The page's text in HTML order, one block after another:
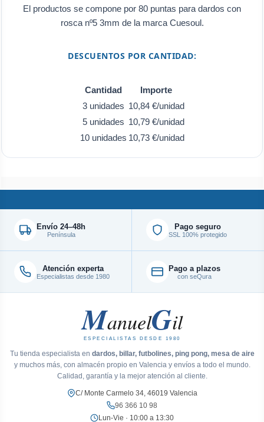
El productos se compone por 80 puntas para dardos con
rosca nº5 3mm de la marca Cuesoul.
DESCUENTOS POR CANTIDAD:
Cantidad
Importe
3 unidades 10,84 €/unidad
5 unidades 10,79 €/unidad
10 unidades 10,73 €/unidad
Envío 24–48h
Península
Pago seguro
SSL 100% protegido
Atención experta
Especialistas desde 1980
Pago a plazos
con seQura
ManuelGil
ESPECIALISTAS DESDE 1980
Tu tienda especialista en dardos, billar, futbolines, ping pong, mesa de aire
y muchos más, con almacén propio en Valencia y envíos a todo el mundo.
Calidad, garantía y la mejor atención al cliente.
C/ Monte Carmelo 34, 46019 Valencia
96 366 10 98
Lun-Vie · 10:00 a 13:30